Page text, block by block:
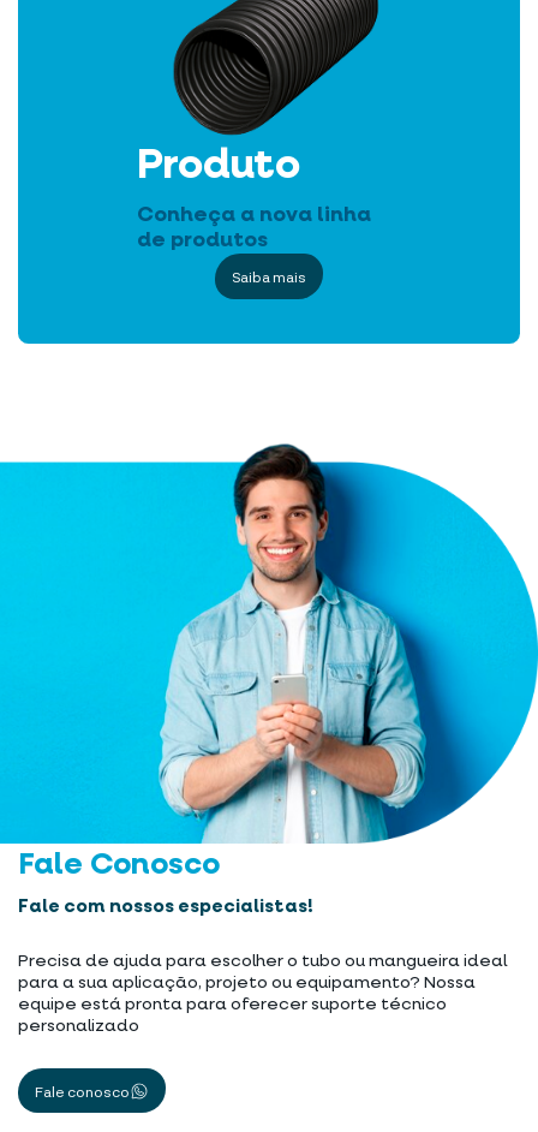
Produto
Conheça a nova linha
de produtos
Saiba mais
Fale Conosco
Fale com nossos especialistas!
Precisa de ajuda para escolher o tubo ou mangueira ideal
para a sua aplicação, projeto ou equipamento? Nossa
equipe está pronta para oferecer suporte técnico
personalizado
Fale conosco